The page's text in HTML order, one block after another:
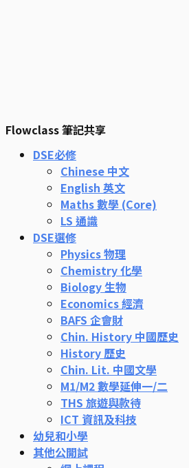
Flowclass 筆記共享
DSE必修
Chinese 中文
English 英文
Maths 數學 (Core)
LS 通識
DSE選修
Physics 物理
Chemistry 化學
Biology 生物
Economics 經濟
BAFS 企會財
Chin. History 中國歷史
History 歷史
Chin. Lit. 中國文學
M1/M2 數學延伸一/二
THS 旅遊與款待
ICT 資訊及科技
幼兒和小學
其他公開試